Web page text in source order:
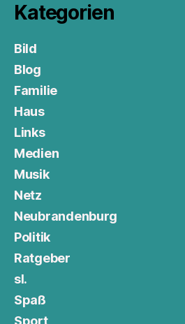
Kategorien
Bild
Blog
Familie
Haus
Links
Medien
Musik
Netz
Neubrandenburg
Politik
Ratgeber
sl.
Spaß
Sport